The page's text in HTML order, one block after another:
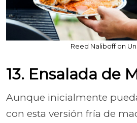
Reed Naliboff on
13. Ensalada de
Aunque inicialmente
con esta versión fría de